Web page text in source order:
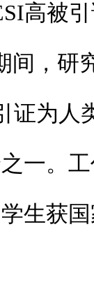
高被
间，研
证为人
一。
生获